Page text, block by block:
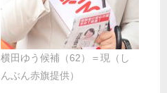
横田ゆう候補（62）＝現（し
んぶん赤旗提供）